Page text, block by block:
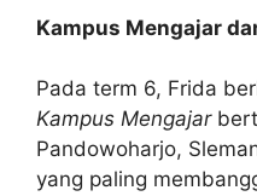
Kampus Mengajar
Pada term 6, Frida
Kampus Mengajar
Pandowoharjo,
yang paling